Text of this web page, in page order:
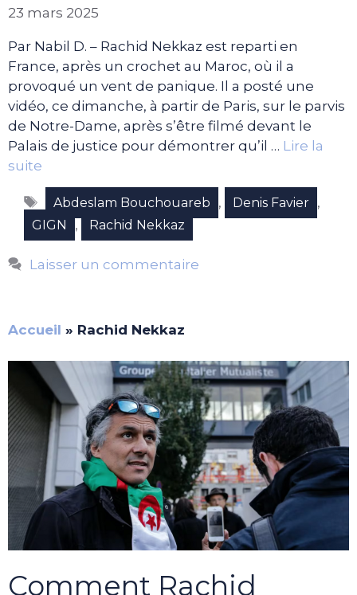
23 mars 2025
Par Nabil D. – Rachid Nekkaz est reparti en
France, après un crochet au Maroc, où il a
provoqué un vent de panique. Il a posté une
vidéo, ce dimanche, à partir de Paris, sur le parvis
de Notre-Dame, après s’être filmé devant le
Palais de justice pour démontrer qu’il … Lire la
suite
Étiquettes
Abdeslam Bouchouareb , Denis Favier ,
GIGN , Rachid Nekkaz
Laisser un commentaire
Accueil » Rachid Nekkaz
Comment Rachid